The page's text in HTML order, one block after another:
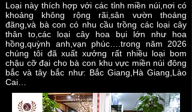
Loại này thích hợp với các tỉnh miền núi,nơi có
khoảng không rộng rãi,sân vườn thoáng
đãng,và bà con có nhu cầu trồng các loại cây
thân to,các loại cây hoa bụi lớn như hoa
hồng,quỳnh anh,vạn phúc….trong năm 2026
chúng tôi đã xuất xưởng rất nhiều loại bom
chậu cỡ đại cho bà con khu vực miền núi đông
bắc và tây bắc như: Bắc Giang,Hà Giang,Lào
Cai…